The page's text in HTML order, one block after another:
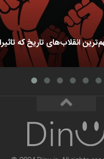
انقلاب‌های تاریخ که